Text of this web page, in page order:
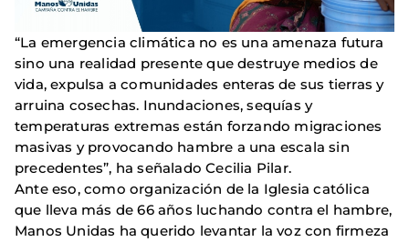
“La emergencia climática no es una amenaza futura
sino una realidad presente que destruye medios de
vida, expulsa a comunidades enteras de sus tierras y
arruina cosechas. Inundaciones, sequías y
temperaturas extremas están forzando migraciones
masivas y provocando hambre a una escala sin
precedentes”, ha señalado Cecilia Pilar.
Ante eso, como organización de la Iglesia católica
que lleva más de 66 años luchando contra el hambre,
Manos Unidas ha querido levantar la voz con firmeza